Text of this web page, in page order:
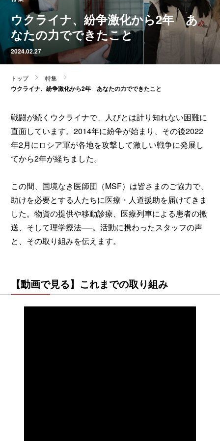
トップ 特集
ウクライナ、紛争激化から2年 あなたの力でできたこと
ウクライナ、紛争激化から2年 あ
なたの力でできたこと
2024.02.27
戦闘が続くウクライナで、人びとは計り知れない困難に
直面しています。2014年に紛争が始まり、その後2022
年2月にロシア軍が各地を攻撃して激しい戦争に発展し
てから2年が経ちました。
この間、国境なき医師団（MSF）は皆さまのご協力で、
助けを必要とする人たちに医療・人道援助を届けてきま
した。物資の提供や移動診療、医療列車による患者の搬
送、そして理学療法──。活動に携わったスタッフの声
と、その取り組みを伝えます。
【動画で見る】これまでの取り組み